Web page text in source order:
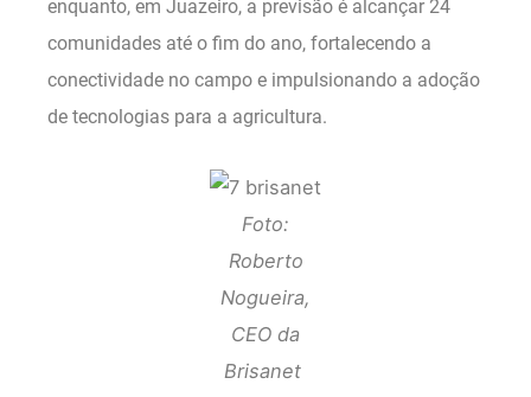
enquanto, em Juazeiro, a previsão é alcançar 24
comunidades até o fim do ano, fortalecendo a
conectividade no campo e impulsionando a adoção
de tecnologias para a agricultura.
Foto:
Roberto
Nogueira,
CEO da
Brisanet